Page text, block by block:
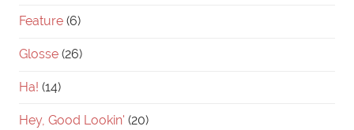
Feature (6)
Glosse (26)
Ha! (14)
Hey, Good Lookin' (20)